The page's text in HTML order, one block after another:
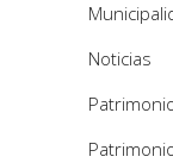
Noticias